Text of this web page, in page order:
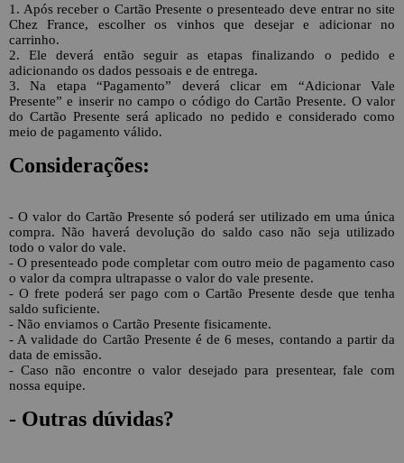
1. Após receber o Cartão Presente o presenteado deve entrar no site
Chez France, escolher os vinhos que desejar e adicionar no
carrinho.
2. Ele deverá então seguir as etapas finalizando o pedido e
adicionando os dados pessoais e de entrega.
3. Na etapa “Pagamento” deverá clicar em “Adicionar Vale
Presente” e inserir no campo o código do Cartão Presente. O valor
do Cartão Presente será aplicado no pedido e considerado como
meio de pagamento válido.
Considerações:
- O valor do Cartão Presente só poderá ser utilizado em uma única
compra. Não haverá devolução do saldo caso não seja utilizado
todo o valor do vale.
- O presenteado pode completar com outro meio de pagamento caso
o valor da compra ultrapasse o valor do vale presente.
- O frete poderá ser pago com o Cartão Presente desde que tenha
saldo suficiente.
- Não enviamos o Cartão Presente fisicamente.
- A validade do Cartão Presente é de 6 meses, contando a partir da
data de emissão.
- Caso não encontre o valor desejado para presentear, fale com
nossa equipe.
- Outras dúvidas?